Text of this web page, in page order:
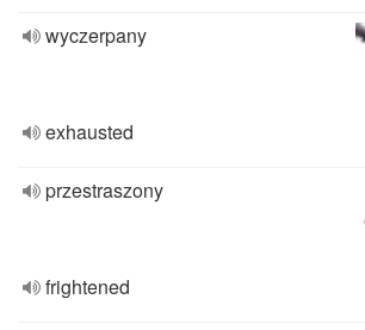
wyczerpany
exhausted
przestraszony
frightened